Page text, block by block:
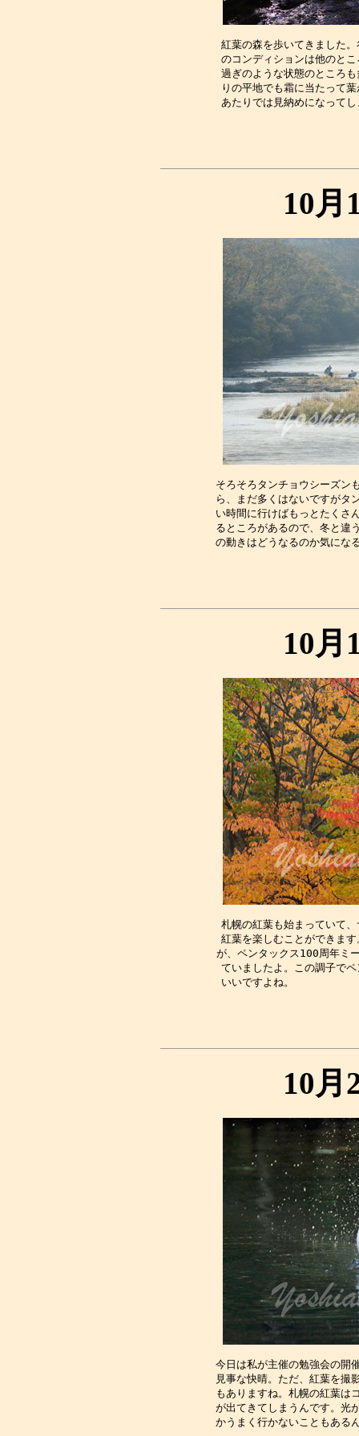
紅葉の森を歩いてきました
のコンディションは他のと
過ぎのような状態のところ
りの平地でも霜に当たって
10月
そろそろタンチョウシーズン
ら、まだ多くはないですがタ
い時間に行けばもっとたくさ
るところがあるので、冬と違
10月
札幌の紅葉も始まっていて
紅葉を楽しむことができま
が、ペンタックス100周年ミ
ていましたよ。この調子で
10月
今日は私が主催の勉強会の開
見事な快晴。ただ、紅葉を撮
もありますね。札幌の紅葉は
が出てきてしまうんです。光